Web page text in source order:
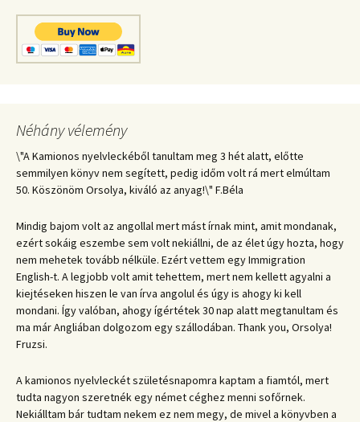
Néhány vélemény
\"A Kamionos nyelvleckéből tanultam meg 3 hét alatt, előtte
semmilyen könyv nem segített, pedig időm volt rá mert elmúltam
50. Köszönöm Orsolya, kiváló az anyag!\" F.Béla
Mindig bajom volt az angollal mert mást írnak mint, amit mondanak,
ezért sokáig eszembe sem volt nekiállni, de az élet úgy hozta, hogy
nem mehetek tovább nélküle. Ezért vettem egy Immigration
English-t. A legjobb volt amit tehettem, mert nem kellett agyalni a
kiejtéseken hiszen le van írva angolul és úgy is ahogy ki kell
mondani. Így valóban, ahogy ígértétek 30 nap alatt megtanultam és
ma már Angliában dolgozom egy szállodában. Thank you, Orsolya!
Fruzsi.
A kamionos nyelvleckét születésnapomra kaptam a fiamtól, mert
tudta nagyon szeretnék egy német céghez menni sofőrnek.
Nekiálltam bár tudtam nekem ez nem megy, de mivel a könyvben a